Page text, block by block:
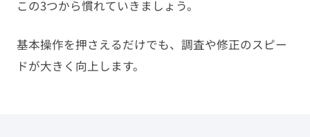
この3つから慣れていきましょう。
基本操作を押さえるだけでも、調査や修正のスピー
ドが大きく向上します。